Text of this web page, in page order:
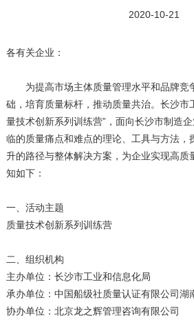
2020-10-21
各有关企业：
为提高市场主体质量管理水平和品牌竞
础，培育质量标杆，推动质量共治。长沙市
量技术创新系列训练营”，面向长沙市制造
临的质量痛点和难点的理论、工具与方法，
升的路径与整体解决方案，为企业实现高质
知如下：
一、活动主题
质量技术创新系列训练营
二、组织机构
主办单位：长沙市工业和信息化局
承办单位：中国船级社质量认证有限公司湖
协办单位：北京龙之辉管理咨询有限公司